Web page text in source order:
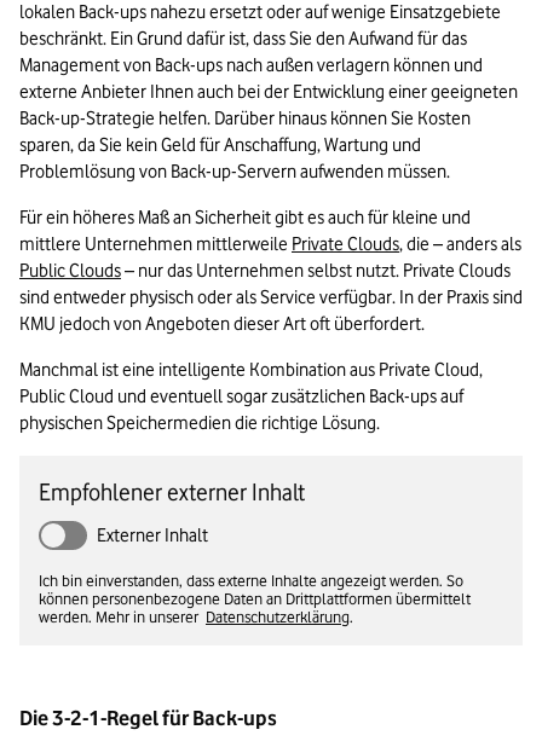
lokalen Back-ups nahezu ersetzt oder auf wenige Einsatzgebiete
beschränkt. Ein Grund dafür ist, dass Sie den Aufwand für das
Management von Back-ups nach außen verlagern können und
externe Anbieter Ihnen auch bei der Entwicklung einer geeigneten
Back-up-Strategie helfen. Darüber hinaus können Sie Kosten
sparen, da Sie kein Geld für Anschaffung, Wartung und
Problemlösung von Back-up-Servern aufwenden müssen.
Für ein höheres Maß an Sicherheit gibt es auch für kleine und
mittlere Unternehmen mittlerweile Private Clouds
Public Clouds – nur das Unternehmen selbst nutzt. Private Clouds
sind entweder physisch oder als Service verfügbar. In der Praxis sind
KMU jedoch von Angeboten dieser Art oft überfordert.
Manchmal ist eine intelligente Kombination aus Private Cloud,
Public Cloud und eventuell sogar zusätzlichen Back-ups auf
physischen Speichermedien die richtige Lösung.
Empfohlener externer Inhalt
Externer Inhalt
Ich bin einverstanden, dass externe Inhalte angezeigt werden. So
können personenbezogene Daten an Drittplattformen übermittelt
werden. Mehr in unserer Datenschutzerklärung.
Die 3-2-1-Regel für Back-ups